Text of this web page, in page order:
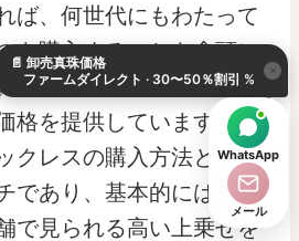
ば、何世代にもわたって
を購入することを念頭に
多くの販売者が現在、
格を提供しています。こ
クレスの購入方法として
であり、基本的には中間
で見られる高い上乗せを
📄 卸売真珠価格
ファームダイレクト · 30〜50％割引 %
×
WhatsApp
メール